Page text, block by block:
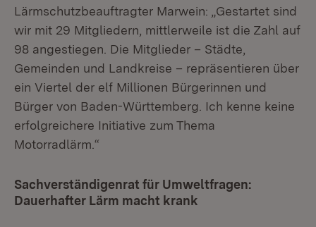
Lärmschutzbeauftragter Marwein: „Gestartet sind
wir mit 29 Mitgliedern, mittlerweile ist die Zahl auf
98 angestiegen. Die Mitglieder – Städte,
Gemeinden und Landkreise – repräsentieren über
ein Viertel der elf Millionen Bürgerinnen und
Bürger von Baden-Württemberg. Ich kenne keine
erfolgreichere Initiative zum Thema
Motorradlärm.“
Sachverständigenrat für Umweltfragen:
Dauerhafter Lärm macht krank